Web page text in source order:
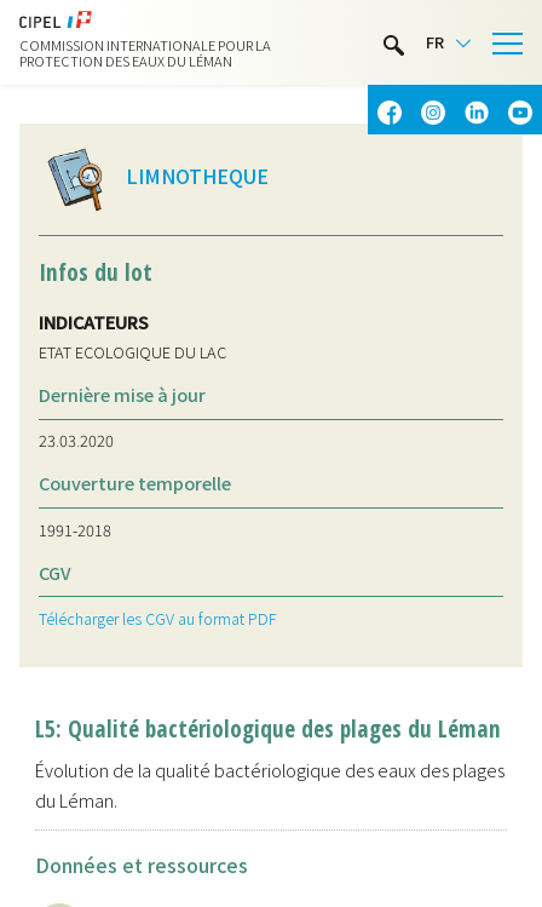
COMMISSION INTERNATIONALE POUR LA
PROTECTION DES EAUX DU LÉMAN
FR
LIMNOTHÈQUE
ACTIVITÉS NAUTIQUES
LIMNOTHEQUE
Infos du lot
INDICATEURS
ETAT ECOLOGIQUE DU LAC
Dernière mise à jour
23.03.2020
Couverture temporelle
1991-2018
CGV
Télécharger les CGV au format PDF
L5: Qualité bactériologique des plages du Léman
Évolution de la qualité bactériologique des eaux des plages
du Léman.
Données et ressources